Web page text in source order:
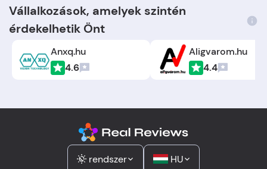
Vállalkozások, amelyek szintén
érdekelhetik Önt
Anxq.hu
4.6
Aligvarom.hu
4.4
rendszer HU